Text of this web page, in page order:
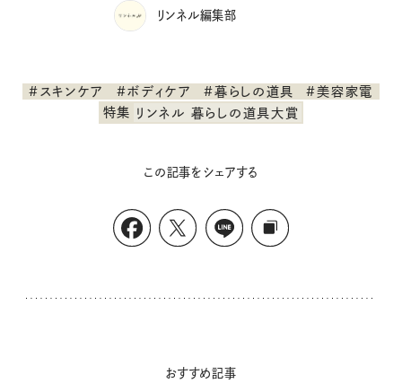
リンネル編集部
#スキンケア #ボディケア #暮らしの道具
#美容家電
特集
リンネル 暮らしの道具大賞
この記事をシェアする
おすすめ記事